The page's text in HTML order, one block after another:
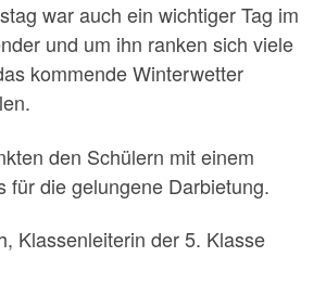
war auch ein wichtiger Tag im
und um ihn ranken sich viele
kommende Winterwetter
den Schülern mit einem
für die gelungene Darbietung.
Klassenleiterin der 5. Klasse